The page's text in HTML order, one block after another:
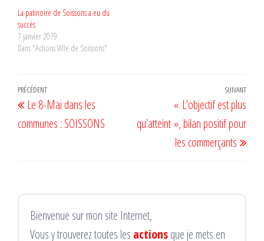
La patinoire de Soissons a eu du
succès
7 janvier 2019
Dans "Actions Ville de Soissons"
Navigation
de
l’article
Article
précédent
PRÉCÉDENT
Le 8-Mai dans les
communes : SOISSONS
SUIVANT
« L’objectif est plus
qu’atteint », bilan positif pour
les commerçants
Bienvenue sur mon site Internet,
Vous y trouverez toutes les actionsque je mets en